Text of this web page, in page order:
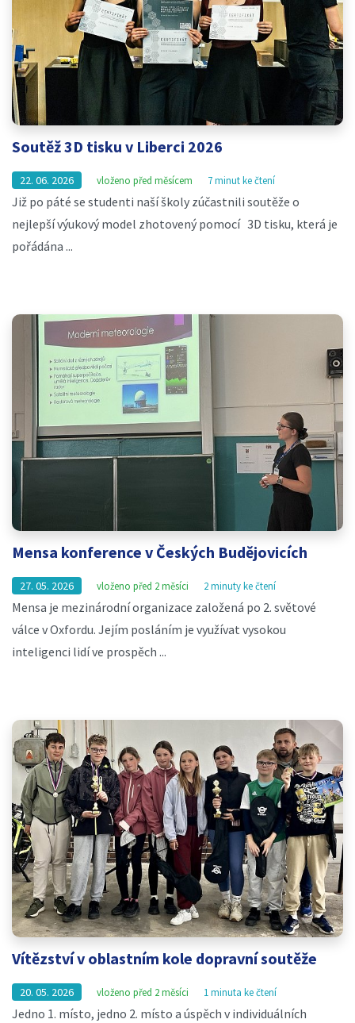
Soutěž 3D tisku v Liberci 2026
22. 06. 2026 vloženo před měsícem 7 minut ke čtení
Již po páté se studenti naší školy zúčastnili soutěže o
nejlepší výukový model zhotovený pomocí 3D tisku, která je
pořádána ...
Mensa konference v Českých Budějovicích
27. 05. 2026 vloženo před 2 měsíci 2 minuty ke čtení
Mensa je mezinárodní organizace založená po 2. světové
válce v Oxfordu. Jejím posláním je využívat vysokou
inteligenci lidí ve prospěch ...
Vítězství v oblastním kole dopravní soutěže
20. 05. 2026 vloženo před 2 měsíci 1 minuta ke čtení
Jedno 1. místo, jedno 2. místo a úspěch v individuálních